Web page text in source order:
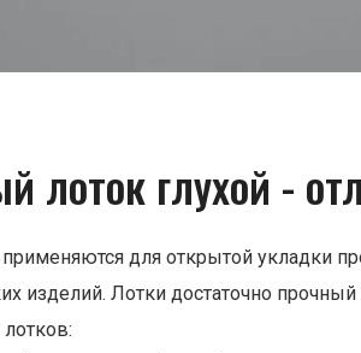
лоток глухой -
применяются для открытой укладки
изделий. Лотки достаточно